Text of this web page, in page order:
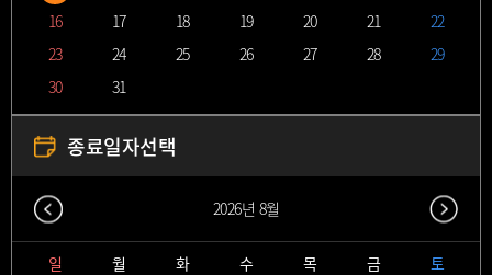
16
17 18 19 20 21
22
23
24 25 26 27 28
29
30
31
종료일자선택
2026년 8월
일 월 화 수 목 금
토